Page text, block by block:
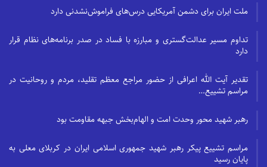
ملت ایران برای دشمن آمریکایی درس‌های فراموش‌نشدنی دارد
تداوم مسیر عدالت‌گستری و مبارزه با فساد در صدر برنامه‌های نظام قرار
دارد
تقدیر آیت الله اعرافی از حضور مراجع معظم تقلید، مردم و روحانیت در
مراسم تشییع…
رهبر شهید محور وحدت امت و الهام‌بخش جبهه مقاومت بود
مراسم تشییع پیکر رهبر شهید جمهوری اسلامی ایران در کربلای معلی به
پایان رسید